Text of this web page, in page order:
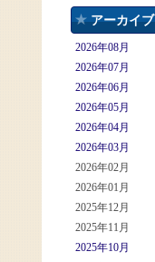
アーカイブ
2026年08月
2026年07月
2026年06月
2026年05月
2026年04月
2026年03月
2026年02月
2026年01月
2025年12月
2025年11月
2025年10月